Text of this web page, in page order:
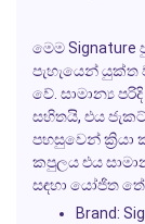
මෙමSignature
පැහැයෙන් යුක්ත
වේ. සාමාන්‍ය
සහිතයි, එය
පහසුවෙන්
කපුලය එය
සඳහා යෝජිත
Brand: